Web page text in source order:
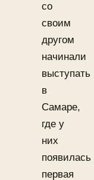
со
своим
другом
начинали
выступать
в
Самаре,
где у
них
появилась
первая